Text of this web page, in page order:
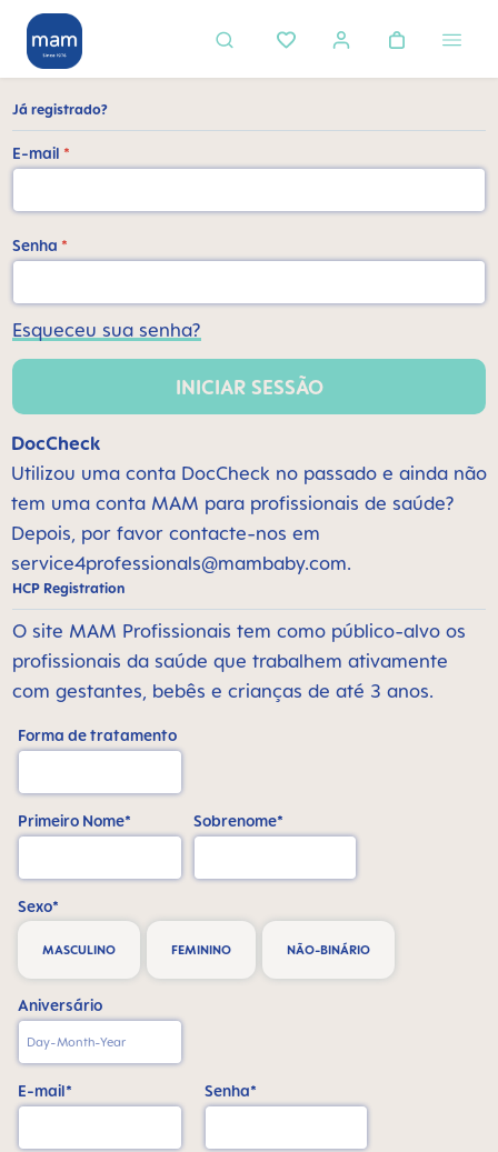
principal
Já registrado?
E-mail *
Senha *
Esqueceu sua senha?
INICIAR SESSÃO
DocCheck
Utilizou uma conta DocCheck no passado e ainda não
tem uma conta MAM para profissionais de saúde?
Depois, por favor contacte-nos em
service4professionals@mambaby.com.
HCP Registration
O site MAM Profissionais tem como público-alvo os
profissionais da saúde que trabalhem ativamente
com gestantes, bebês e crianças de até 3 anos.
Forma de tratamento
Primeiro Nome* Sobrenome*
Sexo*
MASCULINO FEMININO NÃO-BINÁRIO
Aniversário
E-mail* Senha*